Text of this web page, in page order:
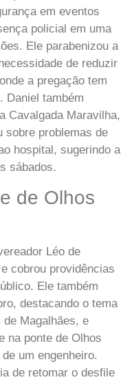
em eventos
policial em uma
Ele parabenizou a
de reduzir
a pregação tem
Daniel também
Cavalgada Maravilha,
sobre problemas de
hospital, sugerindo a
sábados.
de Olhos
Léo de
cobrou providências
Ele também
destacando o tema
Magalhães, e
na ponte de Olhos
um engenheiro.
de retomar o desfile